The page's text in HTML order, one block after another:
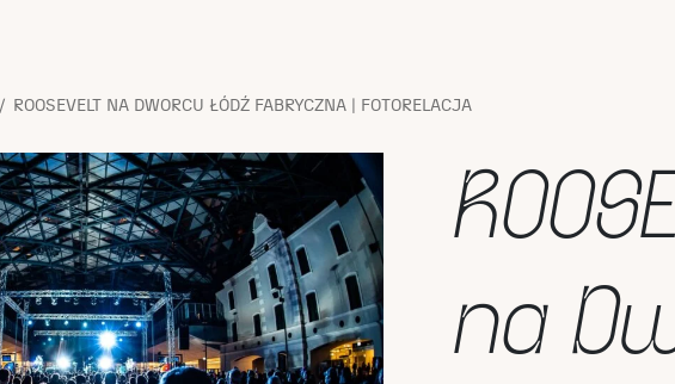
ROOSEVELT NA DWORCU ŁÓDŹ FABRYCZNA | FOTORELACJA
na